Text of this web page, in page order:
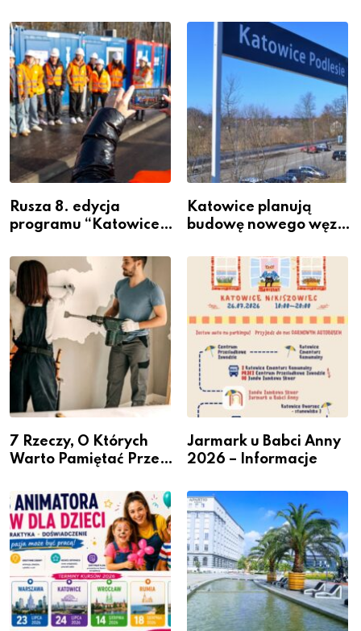
Rusza 8. edycja
programu “Katowice
– nabór dla
przedsiębiorców
Katowice planują
budowę nowego węzła
Podlesiu
7 Rzeczy, O Których
Warto Pamiętać Przed
Jarmark u Babci Anny
2026 – Informacje